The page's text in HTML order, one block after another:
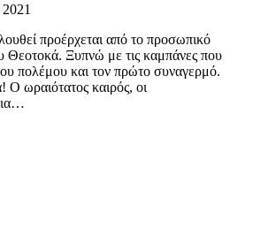
προέρχεται από το προσωπικό
Θεοτοκά. Ξυπνώ με τις καμπάνες που
πολέμου και τον πρώτο συναγερμό.
O ωραιότατος καιρός, οι